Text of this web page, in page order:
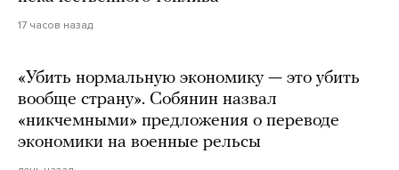
17 часов назад
«Убить нормальную экономику — это убить
вообще страну». Собянин назвал
«никчемными» предложения о переводе
экономики на военные рельсы